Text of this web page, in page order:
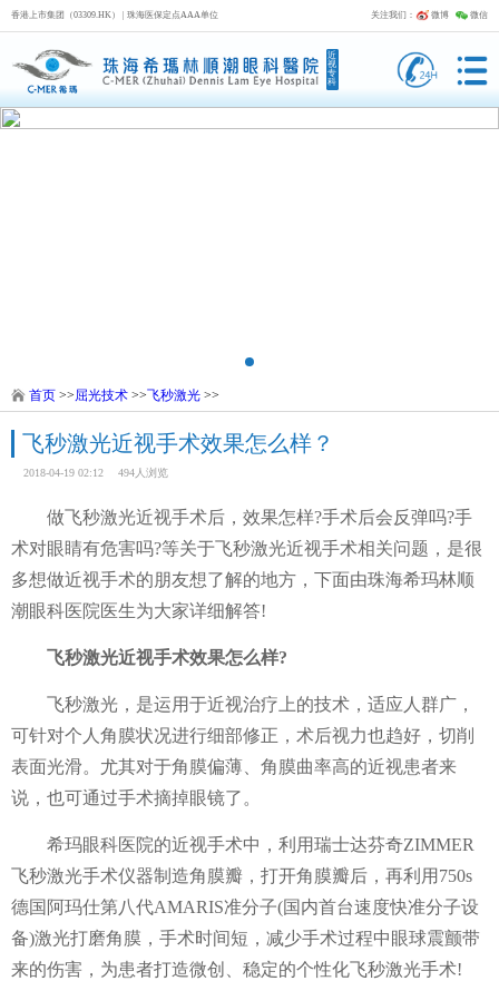
香港上市集团（03309.HK） | 珠海医保定点AAA单位 关注我们： 微博 微信
近
视
专
科
首页 >> 屈光技术 >>飞秒激光 >>
飞秒激光近视手术效果怎么样？
2018-04-19 02:12 494人浏览
做飞秒激光近视手术后，效果怎样?手术后会反弹吗?手
术对眼睛有危害吗?等关于飞秒激光近视手术相关问题，是很
多想做近视手术的朋友想了解的地方，下面由珠海希玛林顺
潮眼科医院医生为大家详细解答!
飞秒激光近视手术效果怎么样?
飞秒激光，是运用于近视治疗上的技术，适应人群广，
可针对个人角膜状况进行细部修正，术后视力也趋好，切削
表面光滑。尤其对于角膜偏薄、角膜曲率高的近视患者来
说，也可通过手术摘掉眼镜了。
希玛眼科医院的近视手术中，利用瑞士达芬奇ZIMMER
飞秒激光手术仪器制造角膜瓣，打开角膜瓣后，再利用750s
德国阿玛仕第八代AMARIS准分子(国内首台速度快准分子设
备)激光打磨角膜，手术时间短，减少手术过程中眼球震颤带
来的伤害，为患者打造微创、稳定的个性化飞秒激光手术!